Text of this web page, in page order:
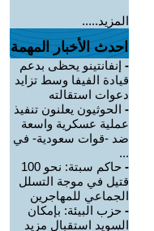
المزيد.....
احدث الأخبار المهمة
- إنفانتينو يحظى بدعم
قيادة الفيفا وسط تزايد
دعوات استقالته
- الحوثيون يعلنون تنفيذ
عملية عسكرية واسعة
ضد -قوات سعودية- في
...
-
حاكم سبتة: نحو 100
قتيل في موجة التسلل
الجماعي للمهاجرين
- حزب البيئة: بإمكان
السويد استقبال مزيد